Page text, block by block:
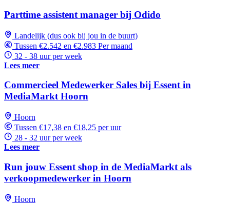
Parttime assistent manager bij Odido
Landelijk (dus ook bij jou in de buurt)
Tussen €2.542 en €2.983 Per maand
32 - 38 uur per week
Lees meer
Commercieel Medewerker Sales bij Essent in
MediaMarkt Hoorn
Hoorn
Tussen €17,38 en €18,25 per uur
28 - 32 uur per week
Lees meer
Run jouw Essent shop in de MediaMarkt als
verkoopmedewerker in Hoorn
Hoorn